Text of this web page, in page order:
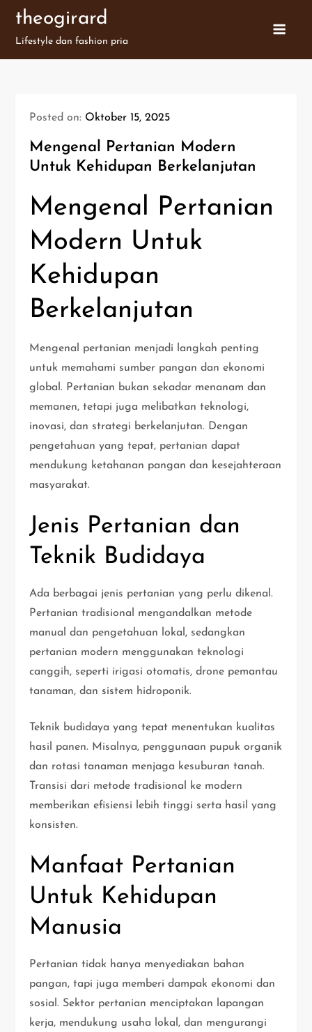
content
theogirard
Lifestyle dan fashion pria
Posted on: Oktober 15, 2025
Mengenal Pertanian Modern
Untuk Kehidupan Berkelanjutan
Mengenal Pertanian
Modern Untuk
Kehidupan
Berkelanjutan
Mengenal pertanian menjadi langkah penting
untuk memahami sumber pangan dan ekonomi
global. Pertanian bukan sekadar menanam dan
memanen, tetapi juga melibatkan teknologi,
inovasi, dan strategi berkelanjutan. Dengan
pengetahuan yang tepat, pertanian dapat
mendukung ketahanan pangan dan kesejahteraan
masyarakat.
Jenis Pertanian dan
Teknik Budidaya
Ada berbagai jenis pertanian yang perlu dikenal.
Pertanian tradisional mengandalkan metode
manual dan pengetahuan lokal, sedangkan
pertanian modern menggunakan teknologi
canggih, seperti irigasi otomatis, drone pemantau
tanaman, dan sistem hidroponik.
Teknik budidaya yang tepat menentukan kualitas
hasil panen. Misalnya, penggunaan pupuk organik
dan rotasi tanaman menjaga kesuburan tanah.
Transisi dari metode tradisional ke modern
memberikan efisiensi lebih tinggi serta hasil yang
konsisten.
Manfaat Pertanian
Untuk Kehidupan
Manusia
Pertanian tidak hanya menyediakan bahan
pangan, tapi juga memberi dampak ekonomi dan
sosial. Sektor pertanian menciptakan lapangan
kerja, mendukung usaha lokal, dan mengurangi